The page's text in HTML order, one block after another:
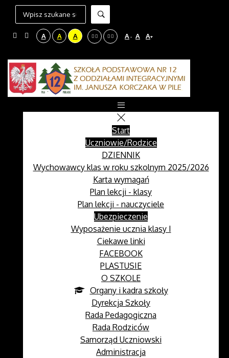
A A A A- A A+
Start
Uczniowie/Rodzice
DZIENNIK
Wychowawcy klas w roku szkolnym 2025/2026
Karta wymagań
Plan lekcji - klasy
Plan lekcji - nauczyciele
Ubezpieczenie
Wyposażenie ucznia klasy I
Ciekawe linki
FACEBOOK
PLASTUSIE
O SZKOLE
Organy i kadra szkoły
Dyrekcja Szkoły
Rada Pedagogiczna
Rada Rodziców
Samorząd Uczniowski
Administracja